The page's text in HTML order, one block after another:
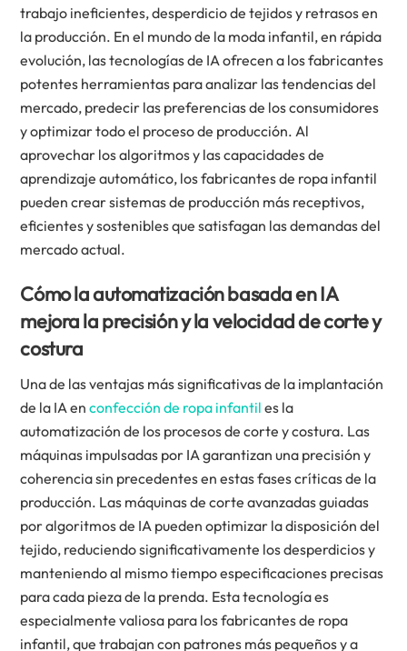
trabajo ineficientes, desperdicio de tejidos y retrasos en
la producción. En el mundo de la moda infantil, en rápida
evolución, las tecnologías de IA ofrecen a los fabricantes
potentes herramientas para analizar las tendencias del
mercado, predecir las preferencias de los consumidores
y optimizar todo el proceso de producción. Al
aprovechar los algoritmos y las capacidades de
aprendizaje automático, los fabricantes de ropa infantil
pueden crear sistemas de producción más receptivos,
eficientes y sostenibles que satisfagan las demandas del
mercado actual.
Cómo la automatización basada en IA
mejora la precisión y la velocidad de corte y
costura
Una de las ventajas más significativas de la implantación
de la IA enconfección de ropa infantil es la
automatización de los procesos de corte y costura. Las
máquinas impulsadas por IA garantizan una precisión y
coherencia sin precedentes en estas fases críticas de la
producción. Las máquinas de corte avanzadas guiadas
por algoritmos de IA pueden optimizar la disposición del
tejido, reduciendo significativamente los desperdicios y
manteniendo al mismo tiempo especificaciones precisas
para cada pieza de la prenda. Esta tecnología es
especialmente valiosa para los fabricantes de ropa
infantil, que trabajan con patrones más pequeños y a